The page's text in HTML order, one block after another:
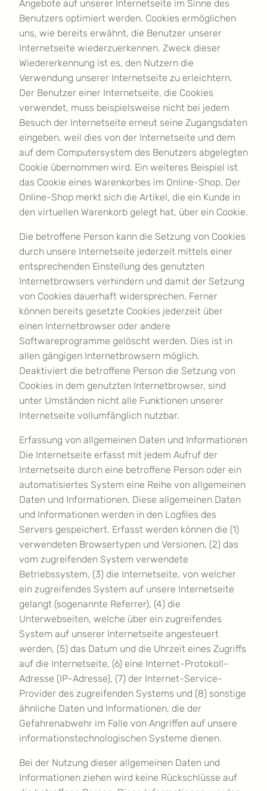
Angebote auf unserer Internetseite im Sinne des
Benutzers optimiert werden. Cookies ermöglichen
uns, wie bereits erwähnt, die Benutzer unserer
Internetseite wiederzuerkennen. Zweck dieser
Wiedererkennung ist es, den Nutzern die
Verwendung unserer Internetseite zu erleichtern.
Der Benutzer einer Internetseite, die Cookies
verwendet, muss beispielsweise nicht bei jedem
Besuch der Internetseite erneut seine Zugangsdaten
eingeben, weil dies von der Internetseite und dem
auf dem Computersystem des Benutzers abgelegten
Cookie übernommen wird. Ein weiteres Beispiel ist
das Cookie eines Warenkorbes im Online-Shop. Der
Online-Shop merkt sich die Artikel, die ein Kunde in
den virtuellen Warenkorb gelegt hat, über ein Cookie.
Die betroffene Person kann die Setzung von Cookies
durch unsere Internetseite jederzeit mittels einer
entsprechenden Einstellung des genutzten
Internetbrowsers verhindern und damit der Setzung
von Cookies dauerhaft widersprechen. Ferner
können bereits gesetzte Cookies jederzeit über
einen Internetbrowser oder andere
Softwareprogramme gelöscht werden. Dies ist in
allen gängigen Internetbrowsern möglich.
Deaktiviert die betroffene Person die Setzung von
Cookies in dem genutzten Internetbrowser, sind
unter Umständen nicht alle Funktionen unserer
Internetseite vollumfänglich nutzbar.
Erfassung von allgemeinen Daten und Informationen
Die Internetseite erfasst mit jedem Aufruf der
Internetseite durch eine betroffene Person oder ein
automatisiertes System eine Reihe von allgemeinen
Daten und Informationen. Diese allgemeinen Daten
und Informationen werden in den Logfiles des
Servers gespeichert. Erfasst werden können die (1)
verwendeten Browsertypen und Versionen, (2) das
vom zugreifenden System verwendete
Betriebssystem, (3) die Internetseite, von welcher
ein zugreifendes System auf unsere Internetseite
gelangt (sogenannte Referrer), (4) die
Unterwebseiten, welche über ein zugreifendes
System auf unserer Internetseite angesteuert
werden, (5) das Datum und die Uhrzeit eines Zugriffs
auf die Internetseite, (6) eine Internet-Protokoll-
Adresse (IP-Adresse), (7) der Internet-Service-
Provider des zugreifenden Systems und (8) sonstige
ähnliche Daten und Informationen, die der
Gefahrenabwehr im Falle von Angriffen auf unsere
informationstechnologischen Systeme dienen.
Bei der Nutzung dieser allgemeinen Daten und
Informationen ziehen wird keine Rückschlüsse auf